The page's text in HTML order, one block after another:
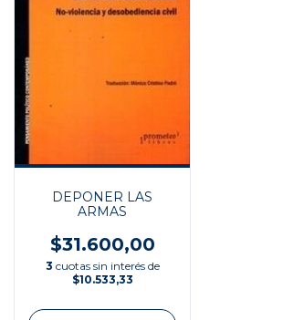
DEPONER LAS
ARMAS
$31.600,00
3 cuotas sin interés de
$10.533,33